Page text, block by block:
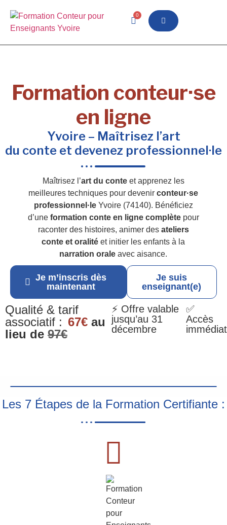
0
Formation conteur·se
en ligne
Yvoire – Maîtrisez l’art
du conte et devenez professionnel·le
Maîtrisez l’art du conteet apprenez les
meilleures techniques pour devenirconteur·se
professionnel·leYvoire (74140). Bénéficiez
d’une formation conte en ligne complètepour
raconter des histoires, animer des ateliers
conte et oralité et initier les enfants à la
narration orale avec aisance.
Je m’inscris dès
maintenant
Je suis
enseignant(e)
Qualité & tarif
associatif : 67€ au
lieu de 97€
⚡ Offre valable
jusqu’au 31
décembre
✅
Accès
immédiat
Les 7 Étapes de la Formation Certifiante :